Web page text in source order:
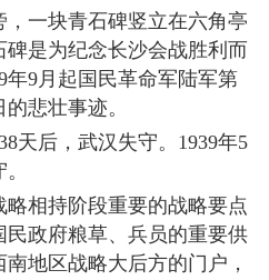
一块青石碑竖立在六角亭
碑是为纪念长沙会战胜利而
年9月起国民革命军陆军第
悲壮事迹。
天后，武汉失守。1939年5
相持阶段重要的战略要点
民政府粮草、兵员的重要供
地区战略大后方的门户，